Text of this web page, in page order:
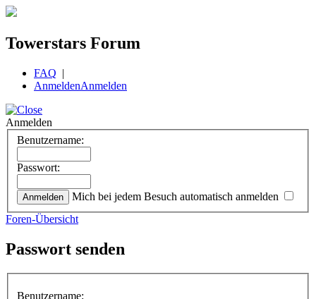
Towerstars Forum
FAQ |
AnmeldenAnmelden
Anmelden
Benutzername:
Passwort:
Mich bei jedem Besuch automatisch anmelden
Foren-Übersicht
Passwort senden
Benutzername: